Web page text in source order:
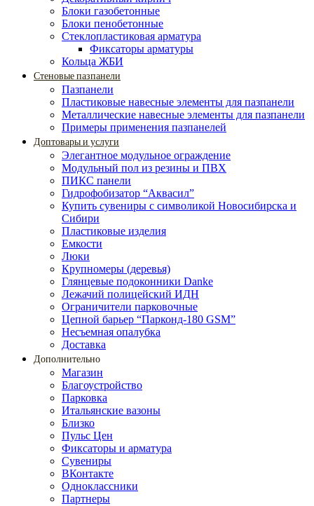
Блоки газобетонные
Блоки пенобетонные
Стеклопластиковая арматура
Фиксаторы арматуры
Кольца ЖБИ
Стеновые пазпанели
Пазпанели
Пластиковые навесные элементы для пазпанели
Металлические навесные элементы для пазпанели
Примеры применения пазпанелей
Доптовары и услуги
Элегантное модульное ограждение
Модульный пол из резины и ПВХ
ПИКС панели
Гидрофобизатор “Аквасил”
Купить сувениры с символикой Новосибирска и
Сибири
Пластиковые изделия
Емкости
Люки
Крупномеры (деревья)
Глянцевые подоконники Danke
Лежачий полицейский ИДН
Ограничители парковочные
Цепной барьер “Парконд-180 GSM”
Несъемная опалубка
Доставка
Дополнительно
Магазин
Благоустройство
Парковка
Итальянские вазоны
Близко
Пульс Цен
Фиксаторы и арматура
Сувениры
ВКонтакте
Одноклассники
Партнеры